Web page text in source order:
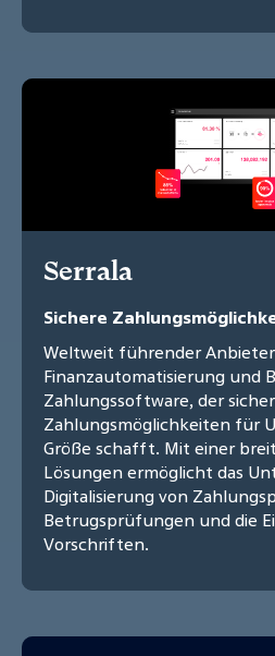
Serrala
Sichere
Weltweit führender
Finanzautomatisierung und
Zahlungssoftware, der
Zahlungsmöglichkeiten für
Größe schafft. Mit einer
Lösungen ermöglicht das
Digitalisierung von
Betrugsprüfungen und die
Vorschriften.